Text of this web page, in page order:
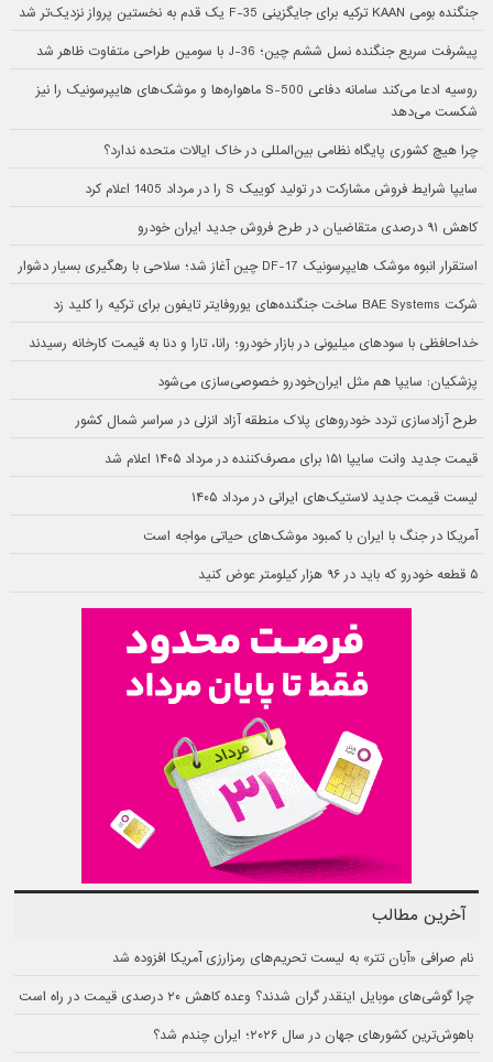
جنگنده بومی KAAN ترکیه برای جایگزینی F-35 یک قدم به نخستین پرواز نزدیک‌تر شد
پیشرفت سریع جنگنده نسل ششم چین؛ J-36 با سومین طراحی متفاوت ظاهر شد
روسیه ادعا می‌کند سامانه دفاعی S-500 ماهواره‌ها و موشک‌های هایپرسونیک را نیز
شکست می‌دهد
چرا هیچ کشوری پایگاه نظامی بین‌المللی در خاک ایالات متحده ندارد؟
سایپا شرایط فروش مشارکت در تولید کوییک S را در مرداد 1405 اعلام کرد
کاهش ۹۱ درصدی متقاضیان در طرح فروش جدید ایران خودرو
استقرار انبوه موشک هایپرسونیک DF-17 چین آغاز شد؛ سلاحی با رهگیری بسیار دشوار
شرکت BAE Systems ساخت جنگنده‌های یوروفایتر تایفون برای ترکیه را کلید زد
خداحافظی با سودهای میلیونی در بازار خودرو؛ رانا، تارا و دنا به قیمت کارخانه رسیدند
پزشکیان: سایپا هم مثل ایران‌خودرو خصوصی‌سازی می‌شود
طرح آزادسازی تردد خودروهای پلاک منطقه آزاد انزلی در سراسر شمال کشور
قیمت جدید وانت سایپا ۱۵۱ برای مصرف‌کننده در مرداد ۱۴۰۵ اعلام شد
لیست قیمت جدید لاستیک‌های ایرانی در مرداد ۱۴۰۵
آمریکا در جنگ با ایران با کمبود موشک‌های حیاتی مواجه است
۵ قطعه خودرو که باید در ۹۶ هزار کیلومتر عوض کنید
آخرین مطالب
نام صرافی «آبان‌ تتر» به لیست تحریم‌های رمزارزی آمریکا افزوده شد
چرا گوشی‌های موبایل اینقدر گران شدند؟ وعده کاهش ۲۰ درصدی قیمت در راه است
باهوش‌ترین کشورهای جهان در سال ۲۰۲۶؛ ایران چندم شد؟